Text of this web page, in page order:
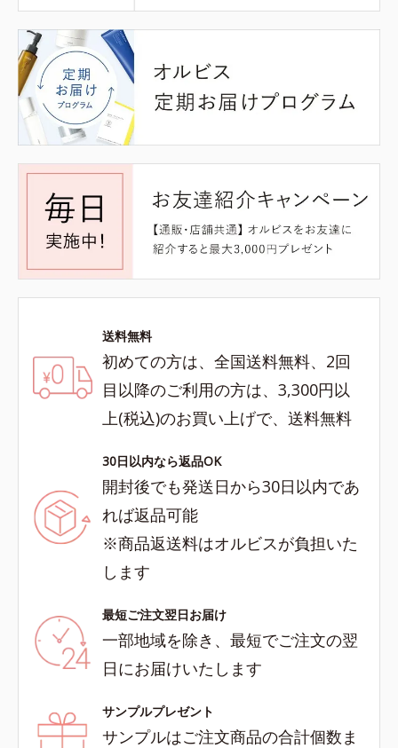
送料無料
初めての方は、全国送料無料、2回
目以降のご利用の方は、3,300円以
上(税込)のお買い上げで、送料無料
30日以内なら返品OK
開封後でも発送日から30日以内であ
れば返品可能
※商品返送料はオルビスが負担いた
します
最短ご注文翌日お届け
一部地域を除き、最短でご注文の翌
日にお届けいたします
サンプルプレゼント
サンプルはご注文商品の合計個数ま